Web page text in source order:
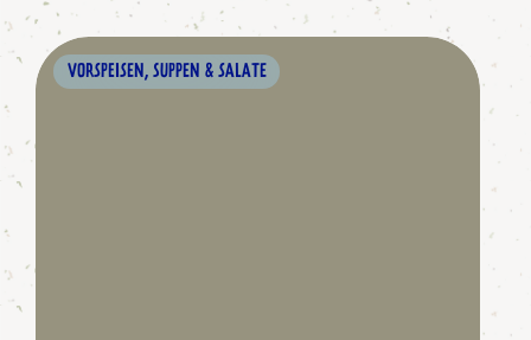
VORSPEISEN, SUPPEN & SALATE